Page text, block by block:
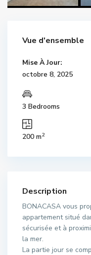
Vue d'ensemble
Mise À Jour:
octobre 8, 2025
3 Bedrooms
200 m2
Description
BONACASA vous
appartement situé
sécurisée et à
la mer.
La partie jour se